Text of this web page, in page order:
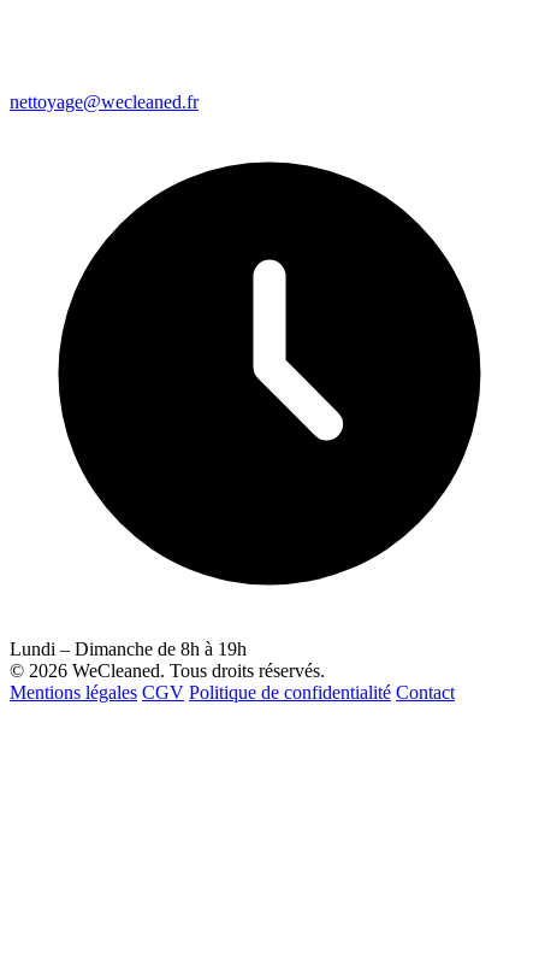
nettoyage@wecleaned.fr
Lundi – Dimanche de 8h à 19h
© 2026 WeCleaned. Tous droits réservés.
Mentions légales CGV Politique de confidentialité Contact